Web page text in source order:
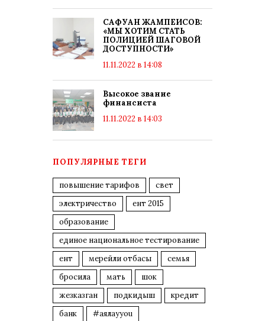
САФУАН ЖАМПЕИСОВ:
«МЫ ХОТИМ СТАТЬ
ПОЛИЦИЕЙ ШАГОВОЙ
ДОСТУПНОСТИ»
11.11.2022 в 14:08
Высокое звание
финансиста
11.11.2022 в 14:03
ПОПУЛЯРНЫЕ ТЕГИ
повышение тарифов
свет
электричество
ент 2015
образование
единое национальное тестирование
ент
мерейли отбасы
семья
бросила
мать
шок
жезказган
подкидыш
кредит
банк
#аялауyou